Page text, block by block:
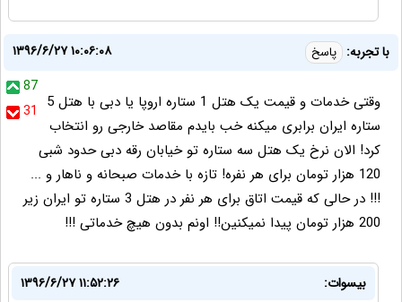
با تجربه: پاسخ
۱۳۹۶/۶/۲۷ ۱۰:۰۶:۰۸
87
31
وقتی خدمات و قیمت یک هتل 1 ستاره اروپا یا دبی با هتل 5
ستاره ایران برابری میکنه خب بایدم مقاصد خارجی رو انتخاب
کرد! الان نرخ یک هتل سه ستاره تو خیابان رقه دبی حدود شبی
120 هزار تومان برای هر نفره! تازه با خدمات صبحانه و ناهار و ...
!!! در حالی که قیمت اتاق برای هر نفر در هتل 3 ستاره تو ایران زیر
200 هزار تومان پیدا نمیکنین!! اونم بدون هیچ خدماتی !!!
بیسوات:
۱۳۹۶/۶/۲۷ ۱۱:۵۲:۲۶